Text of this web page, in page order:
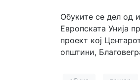
Обуките се дел од
Европската Унија
проект кој
општини,